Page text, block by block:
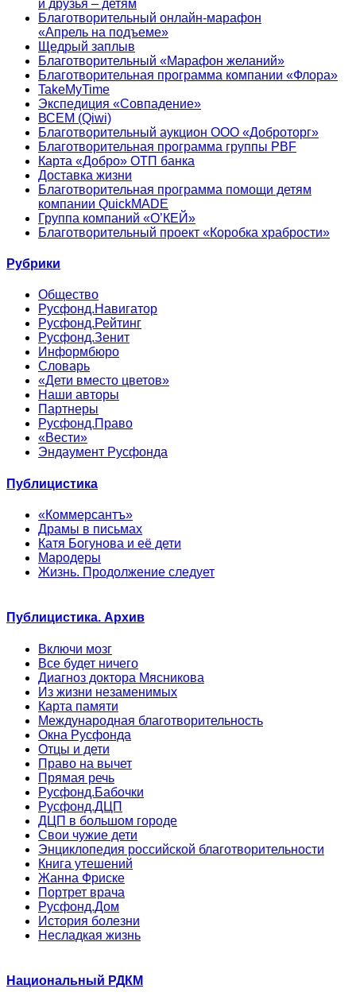
и друзья – детям
Благотворительный онлайн‑марафон
«Апрель на подъеме»
Щедрый заплыв
Благотворительный «Марафон желаний»
Благотворительная программа компании «Флора»
TakeMyTime
Экспедиция «Совпадение»
ВСЕМ (Qiwi)
Благотворительный аукцион ООО «Доброторг»
Благотворительная программа группы PBF
Карта «Добро» ОТП банка
Доставка жизни
Благотворительная программа помощи детям
компании QuickMADE
Группа компаний «О’КЕЙ»
Благотворительный проект «Коробка храбрости»
Рубрики
Общество
Русфонд.Навигатор
Русфонд.Рейтинг
Русфонд.Зенит
Информбюро
Словарь
«Дети вместо цветов»
Наши авторы
Партнеры
Русфонд.Право
«Вести»
Эндаумент Русфонда
Публицистика
«Коммерсантъ»
Драмы в письмах
Катя Богунова и её дети
Мародеры
Жизнь. Продолжение следует
Публицистика. Архив
Включи мозг
Все будет ничего
Диагноз доктора Мясникова
Из жизни незаменимых
Карта памяти
Международная благотворительность
Окна Русфонда
Отцы и дети
Право на вычет
Прямая речь
Русфонд.Бабочки
Русфонд.ДЦП
ДЦП в большом городе
Свои чужие дети
Энциклопедия российской благотворительности
Книга утешений
Жанна Фриске
Портрет врача
Русфонд.Дом
История болезни
Несладкая жизнь
Национальный РДКМ